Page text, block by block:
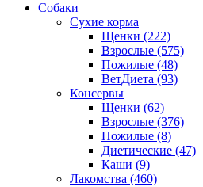
Собаки
Сухие корма
Щенки (222)
Взрослые (575)
Пожилые (48)
ВетДиета (93)
Консервы
Щенки (62)
Взрослые (376)
Пожилые (8)
Диетические (47)
Каши (9)
Лакомства (460)